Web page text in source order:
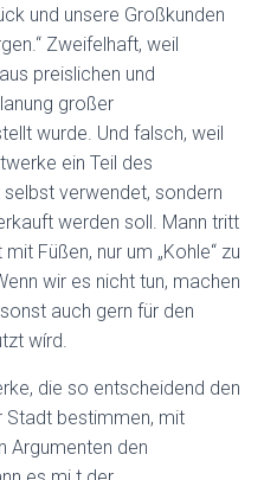
und unsere Großkunden
Zweifelhaft, weil
preislichen und
großer
wurde. Und falsch, weil
ein Teil des
verwendet, sondern
werden soll. Mann tritt
Füßen, nur um „Kohle“ zu
wir es nicht tun, machen
auch gern für den
wírd.
die so entscheidend den
Stadt bestimmen, mit
Argumenten den